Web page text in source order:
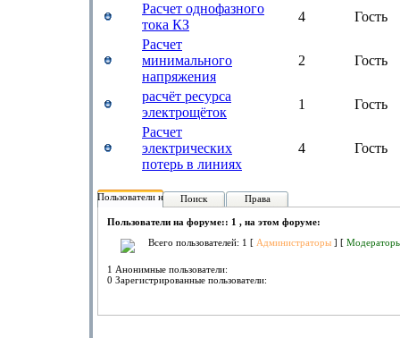
Расчет однофазного
тока КЗ
4
Гость
Расчет
минимального
напряжения
2 Гость
расчёт ресурса
электрощёток
1
Гость
Расчет
электрических
потерь в линиях
4 Гость
Пользователи на форуме:
Поиск Права
Пользователи на форуме:: 1 , на этом форуме:
Всего пользователей: 1 [ Администраторы ] [
1 Анонимные пользователи:
0 Зарегистрированные пользователи: